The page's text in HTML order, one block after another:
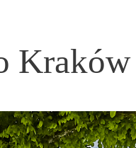
Kraków